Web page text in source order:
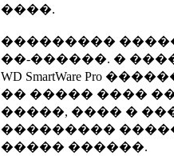
����.
���������
��-������. �
WD SmartWare Pro
�� ����� ����
�����, ���� �
���������
����� ������.